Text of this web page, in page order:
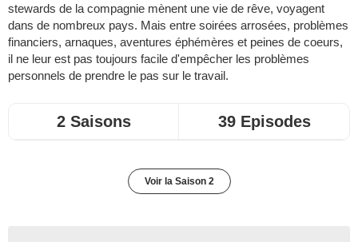
stewards de la compagnie mènent une vie de rêve, voyagent
dans de nombreux pays. Mais entre soirées arrosées, problèmes
financiers, arnaques, aventures éphémères et peines de coeurs,
il ne leur est pas toujours facile d'empêcher les problèmes
personnels de prendre le pas sur le travail.
2 Saisons 39 Episodes
Voir la Saison 2